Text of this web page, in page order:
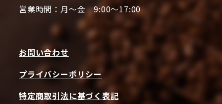
営業時間：月～金 9:00～17:00
お問い合わせ
プライバシーポリシー
特定商取引法に基づく表記